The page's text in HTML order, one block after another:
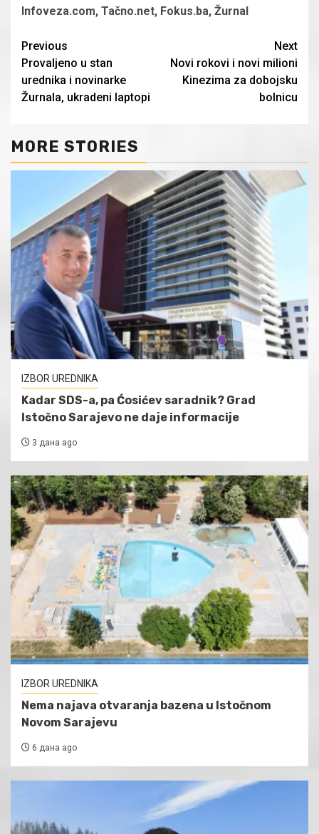
Infoveza.com, Tačno.net, Fokus.ba, Žurnal
Continue
Reading
Previous
Provaljeno u stan
urednika i novinarke
Žurnala, ukradeni laptopi
Next
Novi rokovi i novi milioni
Kinezima za dobojsku
bolnicu
MORE STORIES
IZBOR UREDNIKA
Kadar SDS-a, pa Ćosićev saradnik? Grad
Istočno Sarajevo ne daje informacije
3 дана ago
IZBOR UREDNIKA
Nema najava otvaranja bazena u Istočnom
Novom Sarajevu
6 дана ago